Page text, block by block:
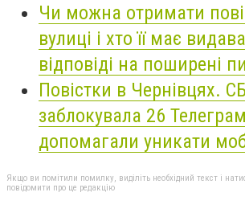
Чи можна отримати
вулиці і хто її має
відповіді на поширені
Повістки в Чернівцях.
заблокувала 26
допомагали уникати
Якщо ви помітили помилку, виділіть необхідний текст і
повідомити про це редакцію